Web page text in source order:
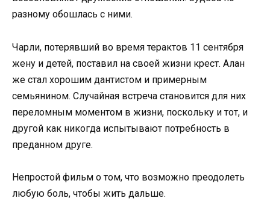
разному обошлась с ними.
Чарли, потерявший во время терактов 11 сентября
жену и детей, поставил на своей жизни крест. Алан
же стал хорошим дантистом и примерным
семьянином. Случайная встреча становится для них
переломным моментом в жизни, поскольку и тот, и
другой как никогда испытывают потребность в
преданном друге.
Непростой фильм о том, что возможно преодолеть
любую боль, чтобы жить дальше.